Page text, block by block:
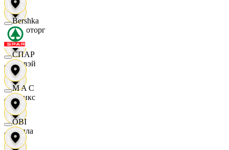
Агроторг
Амвэй
Аникс
Билла
Bershka
СПАР
M A C
OBI